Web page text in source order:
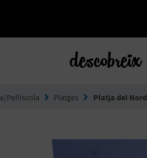
descobreix
Peñíscola Platges Platja del Nord